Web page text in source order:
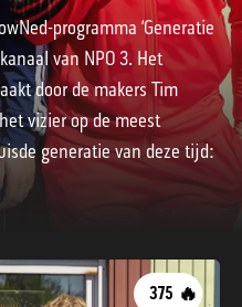
programma ‘Generatie
van NPO 3. Het
door de makers Tim
vizier op de meest
generatie van deze tijd:
375 🔥